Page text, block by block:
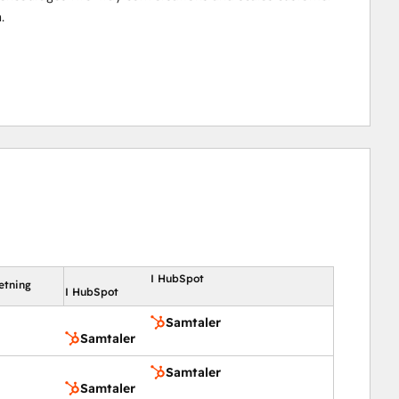
I HubSpot
I HubSpot
Samtaler
Samtaler
Samtaler
Samtaler